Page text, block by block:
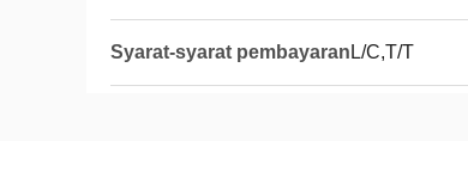
Syarat-syarat pembayaran L/C,T/T